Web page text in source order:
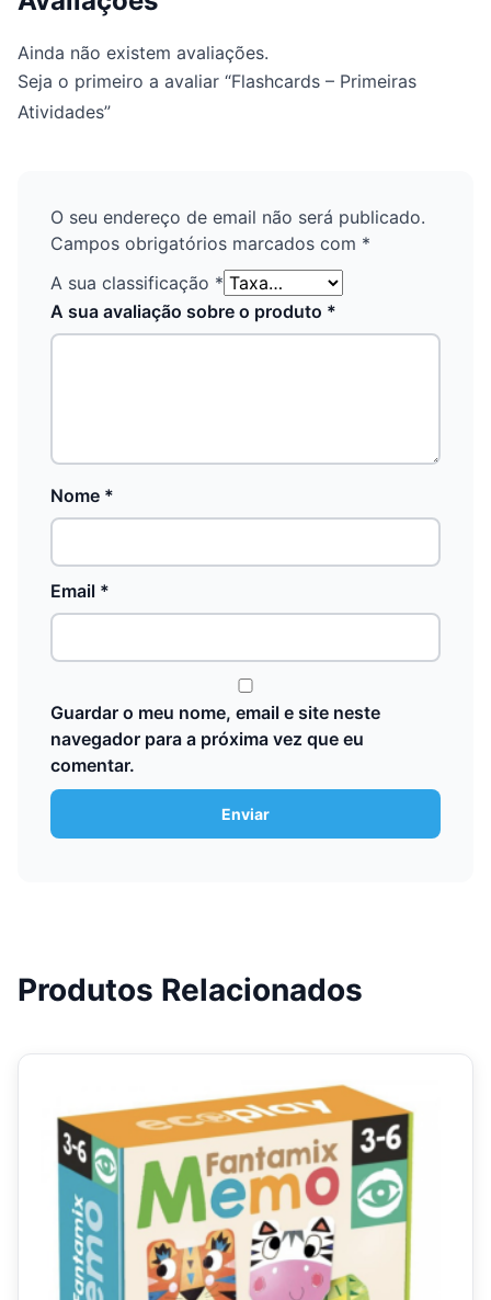
Ainda não existem avaliações.
Seja o primeiro a avaliar “Flashcards – Primeiras
Atividades”
O seu endereço de email não será publicado.
Campos obrigatórios marcados com *
A sua classificação *
A sua avaliação sobre o produto *
Nome *
Email *
Guardar o meu nome, email e site neste
navegador para a próxima vez que eu
comentar.
Produtos Relacionados